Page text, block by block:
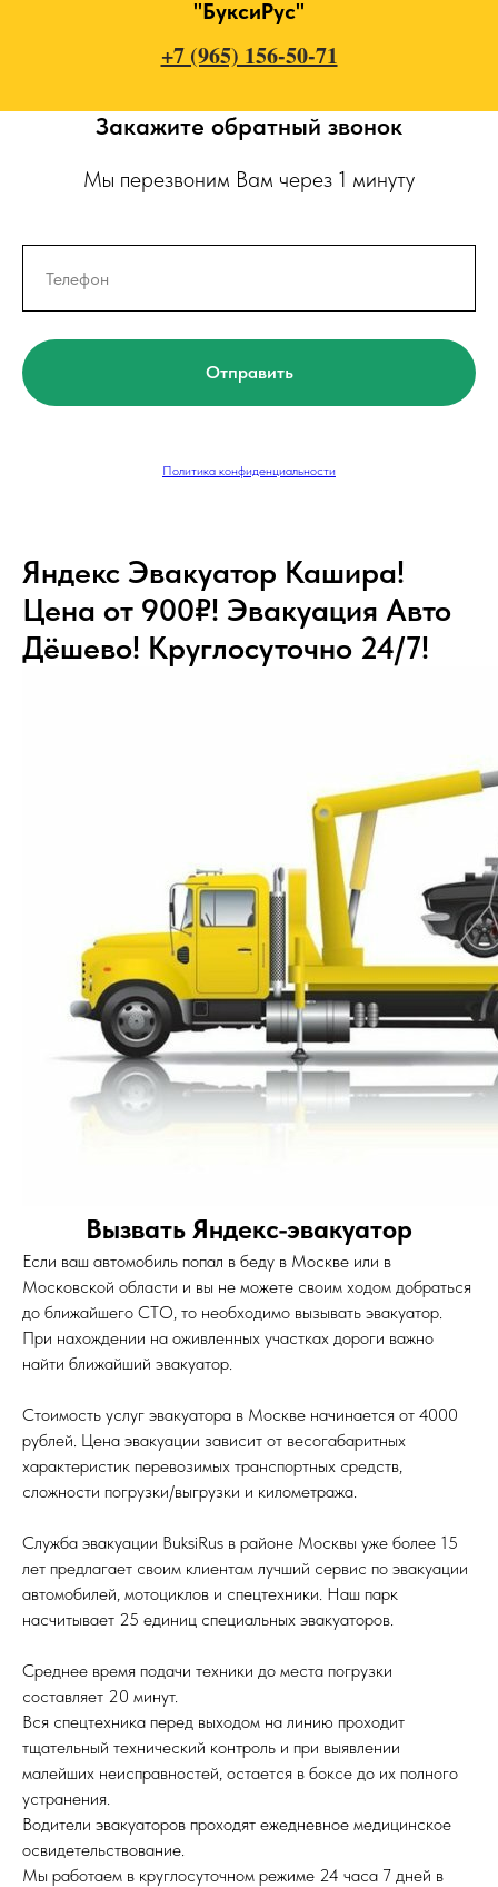
"БуксиРус"
+7 (965) 156-50-71
Закажите обратный звонок
Мы перезвоним Вам через 1 минуту
Отправить
Политика конфиденциальности
Яндекс Эвакуатор Кашира!
Цена от 900₽! Эвакуация Авто
Дёшево! Круглосуточно 24/7!
Вызвать Яндекс-эвакуатор
Если ваш автомобиль попал в беду в Москве или в
Московской области и вы не можете своим ходом добраться
до ближайшего СТО, то необходимо вызывать эвакуатор.
При нахождении на оживленных участках дороги важно
найти ближайший эвакуатор.
Стоимость услуг эвакуатора в Москве начинается от 4000
рублей. Цена эвакуации зависит от весогабаритных
характеристик перевозимых транспортных средств,
сложности погрузки/выгрузки и километража.
Служба эвакуации BuksiRus в районе Москвы уже более 15
лет предлагает своим клиентам лучший сервис по эвакуации
автомобилей, мотоциклов и спецтехники. Наш парк
насчитывает 25 единиц специальных эвакуаторов.
Среднее время подачи техники до места погрузки
составляет 20 минут.
Вся спецтехника перед выходом на линию проходит
тщательный технический контроль и при выявлении
малейших неисправностей, остается в боксе до их полного
устранения.
Водители эвакуаторов проходят ежедневное медицинское
освидетельствование.
Мы работаем в круглосуточном режиме 24 часа 7 дней в